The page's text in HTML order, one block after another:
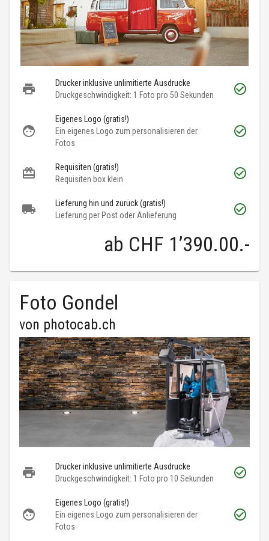
Drucker inklusive unlimitierte Ausdrucke
Druckgeschwindigkeit: 1 Foto pro 50 Sekunden
Eigenes Logo (gratis!)
Ein eigenes Logo zum personalisieren der
Fotos
Requisiten (gratis!)
Requisiten box klein
Lieferung hin und zurück (gratis!)
Lieferung per Post oder Anlieferung
ab CHF 1’390.00.-
Foto Gondel
von photocab.ch
Drucker inklusive unlimitierte Ausdrucke
Druckgeschwindigkeit: 1 Foto pro 10 Sekunden
Eigenes Logo (gratis!)
Ein eigenes Logo zum personalisieren der
Fotos